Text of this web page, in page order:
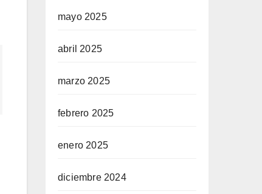
mayo 2025
abril 2025
marzo 2025
febrero 2025
enero 2025
diciembre 2024